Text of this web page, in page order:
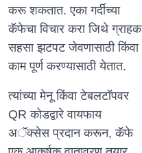
करू शकतात. एका गर्दीच्या
कॅफेचा विचार करा जिथे ग्राहक
सहसा झटपट जेवणासाठी किंवा
काम पूर्ण करण्यासाठी येतात.
त्यांच्या मेनू किंवा टेबलटॉपवर
QR कोडद्वारे वायफाय
अॅक्सेस प्रदान करून, कॅफे